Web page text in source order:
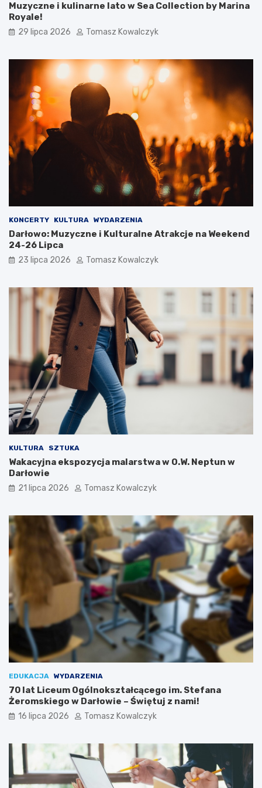
Muzyczne i kulinarne lato w Sea Collection by Marina
Royale!
29 lipca 2026 Tomasz Kowalczyk
KONCERTY KULTURA WYDARZENIA
Darłowo: Muzyczne i Kulturalne Atrakcje na Weekend
24-26 Lipca
23 lipca 2026 Tomasz Kowalczyk
KULTURA SZTUKA
Wakacyjna ekspozycja malarstwa w O.W. Neptun w
Darłowie
21 lipca 2026 Tomasz Kowalczyk
EDUKACJA WYDARZENIA
70 lat Liceum Ogólnokształcącego im. Stefana
Żeromskiego w Darłowie – Świętuj z nami!
16 lipca 2026 Tomasz Kowalczyk